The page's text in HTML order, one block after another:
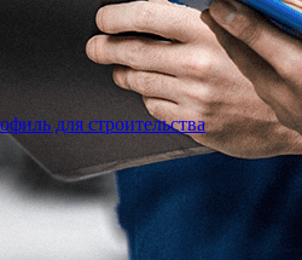
для строительства